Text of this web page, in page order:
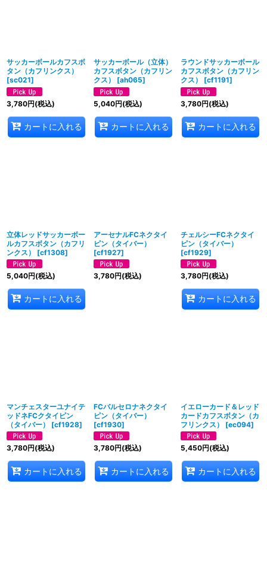
サッカーボールカフスボ
タン（カフリンクス）
[sc021]
3,780円(税込)
カートに入れる
サッカーボール（立体）
カフスボタン（カフリン
クス）
[ah065]
5,040円(税込)
カートに入れる
ラウンドサッカーボール
カフスボタン（カフリン
クス）
[cf1191]
3,780円(税込)
カートに入れる
立体レッドサッカーボー
ルカフスボタン（カフリ
ンクス）
[cf1308]
5,040円(税込)
カートに入れる
アーセナルFCネクタイ
ピン（タイバー）
[cf1927]
3,780円(税込)
チェルシーFCネクタイ
ピン（タイバー）
[cf1929]
3,780円(税込)
カートに入れる
マンチェスターユナイテ
ッドネFCクタイピン
（タイバー）
[cf1928]
3,780円(税込)
カートに入れる
FCバルセロナネクタイ
ピン（タイバー）
[cf1930]
3,780円(税込)
カートに入れる
イエローカード＆レッド
カードカフスボタン（カ
フリンクス）
[ec094]
5,450円(税込)
カートに入れる